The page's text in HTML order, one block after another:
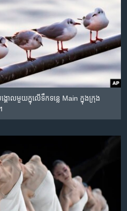
គោល​មួយ​ក្នុលើ​ទឹក​ទន្លេ Main ​ក្នុង​ក្រុង